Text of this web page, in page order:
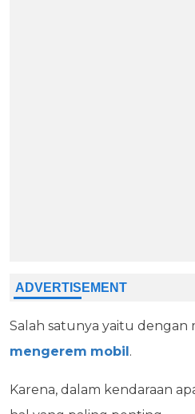
Salah satunya yaitu
mengerem mobil.
Karena, dalam kendaraan